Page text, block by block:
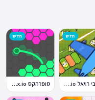
חדש
זומבי רויאל ZombsRoyale.io
חדש
סופרהקס Superhex.io